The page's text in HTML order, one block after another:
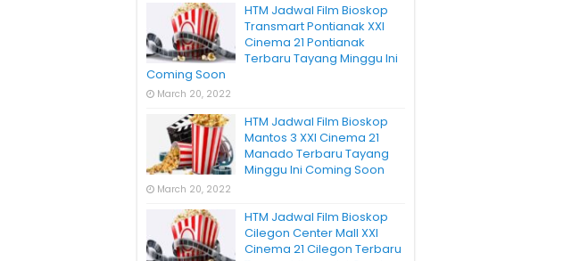
HTM Jadwal Film Bioskop
Transmart Pontianak XXI
Cinema 21 Pontianak
Terbaru Tayang Minggu Ini
Coming Soon
March 20, 2022
HTM Jadwal Film Bioskop
Mantos 3 XXI Cinema 21
Manado Terbaru Tayang
Minggu Ini Coming Soon
March 20, 2022
HTM Jadwal Film Bioskop
Cilegon Center Mall XXI
Cinema 21 Cilegon Terbaru